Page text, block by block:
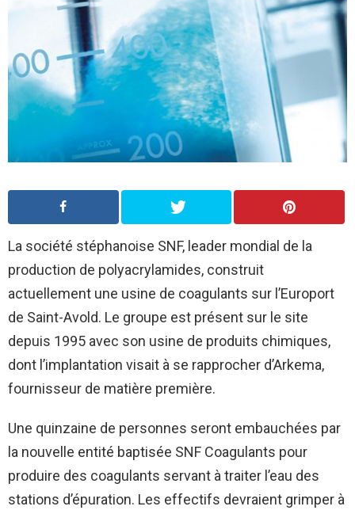
La société stéphanoise SNF, leader mondial de la
production de polyacrylamides, construit
actuellement une usine de coagulants sur l’Europort
de Saint-Avold. Le groupe est présent sur le site
depuis 1995 avec son usine de produits chimiques,
dont l’implantation visait à se rapprocher d’Arkema,
fournisseur de matière première.
Une quinzaine de personnes seront embauchées par
la nouvelle entité baptisée SNF Coagulants pour
produire des coagulants servant à traiter l’eau des
stations d’épuration. Les effectifs devraient grimper à